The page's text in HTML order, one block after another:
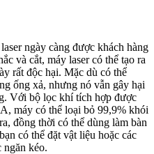
ngày càng được khách hàng
và cắt, máy laser có thể tạo ra
rất độc hại. Mặc dù có thể
ống xả, nhưng nó vẫn gây hại
Với bộ lọc khí tích hợp được
máy có thể loại bỏ 99,9% khói
đồng thời có thể dùng làm bàn
có thể đặt vật liệu hoặc các
ngăn kéo.